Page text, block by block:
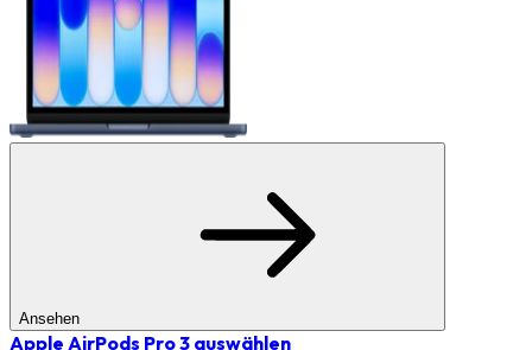
Ansehen
Apple AirPods Pro 3 auswählen